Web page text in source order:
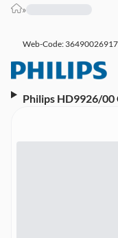
»
Web-Code: 36490026917
Philips HD9926/